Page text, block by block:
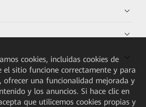
cookies, incluidas cookies de
el sitio funcione correctamente y para
ofrecer una funcionalidad mejorada y
y los anuncios. Si hace clic en
que utilicemos cookies propias y